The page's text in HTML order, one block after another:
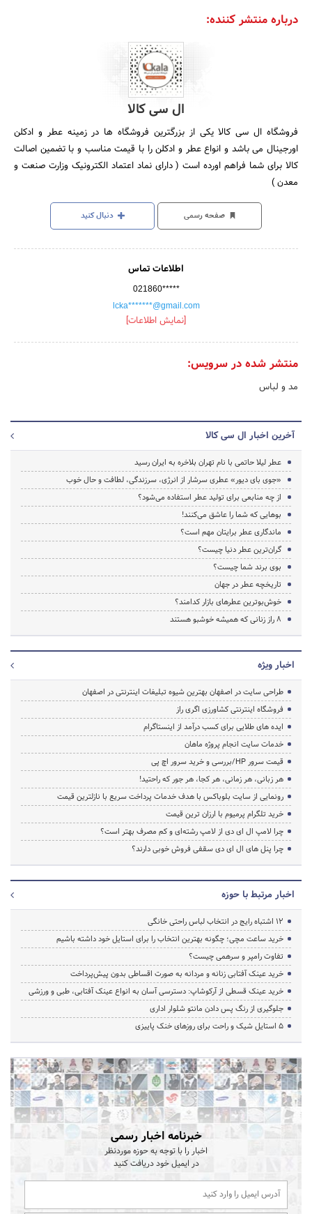
درباره منتشر کننده:
ال سی کالا
فروشگاه ال سی کالا یکی از بزرگترین فروشگاه ها در زمینه عطر و ادکلن
اورجینال می باشد و انواع عطر و ادکلن را با قیمت مناسب و با تضمین اصالت
کالا برای شما فراهم اورده است ( دارای نماد اعتماد الکترونیک وزارت صنعت و
معدن )
صفحه رسمی دنبال کنید
اطلاعات تماس
021860*****
lcka*******@gmail.com
[نمایش اطلاعات]
منتشر شده در سرویس:
مد و لباس
آخرین اخبار ال سی کالا
عطر لیلا حاتمی با نام تهران بلاخره به ایران رسید
«جوی بای دیور» عطری سرشار از انرژی، سرزندگی، لطافت و حال خوب
از چه منابعی برای تولید عطر استفاده می‌شود؟
بوهایی که شما را عاشق می‌کنند!
ماندگاری عطر برایتان مهم است؟
گران‌ترین عطر دنیا چیست؟
بوی برند شما چیست؟
تاریخچه عطر در جهان
خوش‌بوترین عطرهای بازار کدامند؟
8 راز زنانی که همیشه خوشبو هستند
اخبار ویژه
طراحی سایت در اصفهان بهترین شیوه تبلیغات اینترنتی در اصفهان
فروشگاه اینترنتی کشاورزی اگری راز
ایده های طلایی برای کسب درآمد از اینستاگرام
خدمات سایت انجام پروژه ماهان
قیمت سرور HP/بررسی و خرید سرور اچ پی
هر زبانی، هر زمانی، هر کجا، هر جور که راحتید!
رونمایی از سایت بلوباکس با هدف خدمات پرداخت سریع با نازلترین قیمت
خرید تلگرام پرمیوم با ارزان ترین قیمت
چرا لامپ ال ای دی از لامپ رشته‌ای و کم مصرف بهتر است؟
چرا پنل های ال ای دی سقفی فروش خوبی دارند؟
اخبار مرتبط با حوزه
۱۲ اشتباه رایج در انتخاب لباس راحتی خانگی
خرید ساعت مچی؛ چگونه بهترین انتخاب را برای استایل خود داشته باشیم
تفاوت رامپر و سرهمی چیست؟
خرید عینک آفتابی زنانه و مردانه به صورت اقساطی بدون پیش‌پرداخت
خرید عینک قسطی از آرکوشاپ: دسترسی آسان به انواع عینک آفتابی، طبی و ورزشی
جلوگیری از رنگ پس دادن مانتو شلوار اداری
۵ استایل شیک و راحت برای روزهای خنک پاییزی
خبرنامه اخبار رسمی
اخبار را با توجه به حوزه موردنظر
در ایمیل خود دریافت کنید